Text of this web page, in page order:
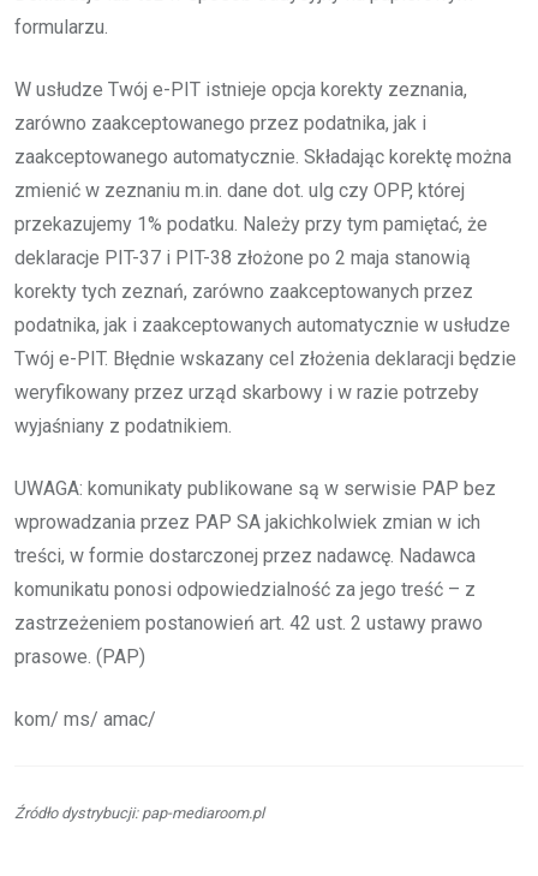
formularzu.
W usłudze Twój e-PIT istnieje opcja korekty zeznania,
zarówno zaakceptowanego przez podatnika, jak i
zaakceptowanego automatycznie. Składając korektę można
zmienić w zeznaniu m.in. dane dot. ulg czy OPP, której
przekazujemy 1% podatku. Należy przy tym pamiętać, że
deklaracje PIT-37 i PIT-38 złożone po 2 maja stanowią
korekty tych zeznań, zarówno zaakceptowanych przez
podatnika, jak i zaakceptowanych automatycznie w usłudze
Twój e-PIT. Błędnie wskazany cel złożenia deklaracji będzie
weryfikowany przez urząd skarbowy i w razie potrzeby
wyjaśniany z podatnikiem.
UWAGA: komunikaty publikowane są w serwisie PAP bez
wprowadzania przez PAP SA jakichkolwiek zmian w ich
treści, w formie dostarczonej przez nadawcę. Nadawca
komunikatu ponosi odpowiedzialność za jego treść – z
zastrzeżeniem postanowień art. 42 ust. 2 ustawy prawo
prasowe. (PAP)
kom/ ms/ amac/
Źródło dystrybucji: pap-mediaroom.pl